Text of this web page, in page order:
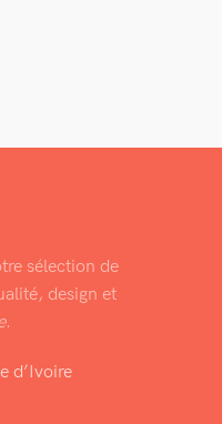
sélection de
design et
.
d’Ivoire